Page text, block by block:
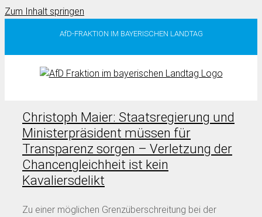
Zum Inhalt springen
AfD-FRAKTION IM BAYERISCHEN LANDTAG
Christoph Maier: Staatsregierung und
Ministerpräsident müssen für
Transparenz sorgen – Verletzung der
Chancengleichheit ist kein
Kavaliersdelikt
Zu einer möglichen Grenzüberschreitung bei der